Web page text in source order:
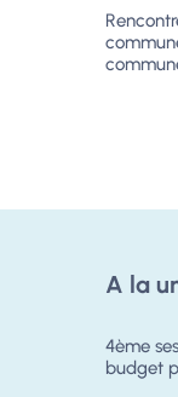
A la
4ème
budget